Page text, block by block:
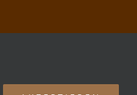
Arts Studios |Impressum|